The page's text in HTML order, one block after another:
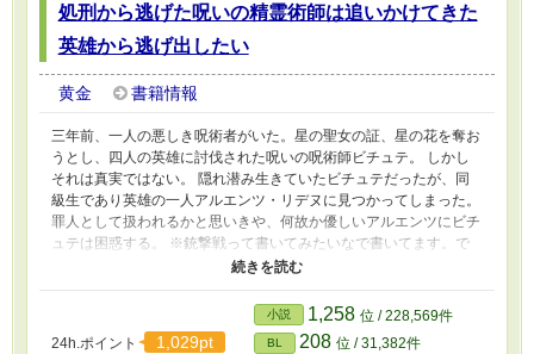
処刑から逃げた呪いの精霊術師は追いかけてきた
英雄から逃げ出したい
黄金 書籍情報
三年前、一人の悪しき呪術者がいた。星の聖女の証、星の花を奪お
うとし、四人の英雄に討伐された呪いの呪術師ビチュテ。 しかし
それは真実ではない。 隠れ潜み生きていたビチュテだったが、同
級生であり英雄の一人アルエンツ・リデヌに見つかってしまった。
罪人として扱われるかと思いきや、何故か優しいアルエンツにビチ
ュテは困惑する。 ※銃撃戦って書いてみたいなで書いてます。で
も別に詳しくはないので優しく読んでもらえたら嬉しいてす。 お
気に入り、コメント、しおり、エール、ありがとうございます！
24h.ポイント 1,029pt
小説 1,258 位 / 228,569件
BL 208 位 / 31,382件